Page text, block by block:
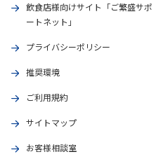
飲食店様向けサイト「ご繁盛サポ
ートネット」
プライバシーポリシー
推奨環境
ご利用規約
サイトマップ
お客様相談室